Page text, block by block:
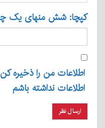
کپچا: شش منهای یک
اطلاعات من را ذخیره کن
اطلاعات نداشته باشم